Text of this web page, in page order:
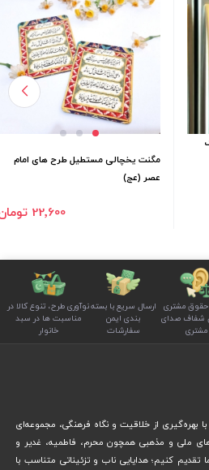
مگنت یخچالی مستطیل طرح های امام
عصر (عج)
22٬600 تومان
حقوق مشتری
شفاف صدای
مشتری
ارسال سریع با بسته
بندی ایمن
سفارشات
نوآوری طرح، تنوع کالا در
مناسبت ها در سبد
خانوار
بهره‌گیری از خلاقیت و نگاه فرهنگی، مجموعه‌ای
ملی و مذهبی همچون محرم، فاطمیه، غدیر و
تقدیم کنیم؛ هدایایی ناب و تزئیناتی متناسب با